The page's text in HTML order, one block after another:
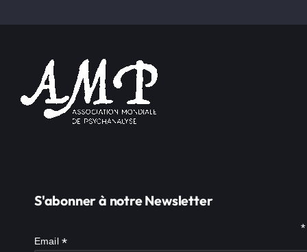
S'abonner à notre Newsletter
*
Email*